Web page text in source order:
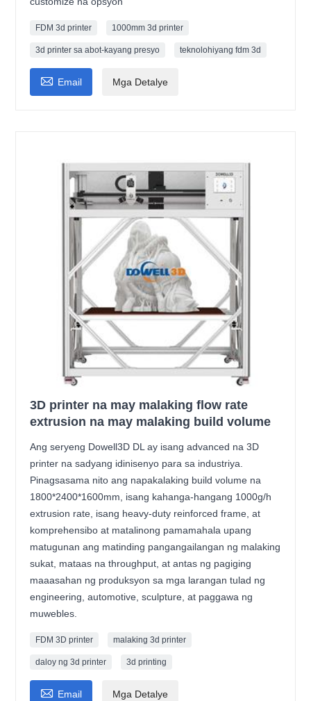
FDM 3d printer 1000mm 3d printer
3d printer sa abot-kayang presyo teknolohiyang fdm 3d
 Email Mga Detalye
3D printer na may malaking flow rate
extrusion na may malaking build volume
Ang seryeng Dowell3D DL ay isang advanced na 3D
printer na sadyang idinisenyo para sa industriya.
Pinagsasama nito ang napakalaking build volume na
1800*2400*1600mm, isang kahanga-hangang 1000g/h
extrusion rate, isang heavy-duty reinforced frame, at
komprehensibo at matalinong pamamahala upang
matugunan ang matinding pangangailangan ng malaking
sukat, mataas na throughput, at antas ng pagiging
maaasahan ng produksyon sa mga larangan tulad ng
engineering, automotive, sculpture, at paggawa ng
muwebles.
FDM 3D printer malaking 3d printer
daloy ng 3d printer 3d printing
 Email Mga Detalye